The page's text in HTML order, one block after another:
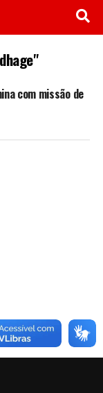
com missão de